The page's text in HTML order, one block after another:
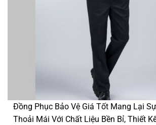
Đồng Phục Bảo Vệ Giá Tốt Mang Lại
Thoải Mái Với Chất Liệu Bền Bỉ, Thiết